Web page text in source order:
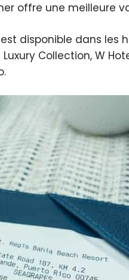
offre une meilleure
disponible dans les
Collection, W